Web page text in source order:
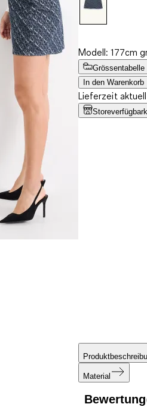
Modell: 177cm
Grössentabelle
In den Warenkorb
Lieferzeit
Material